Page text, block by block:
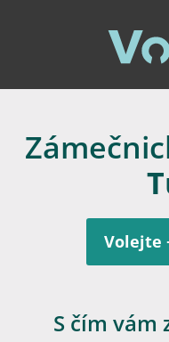
Volejte
S čím vám